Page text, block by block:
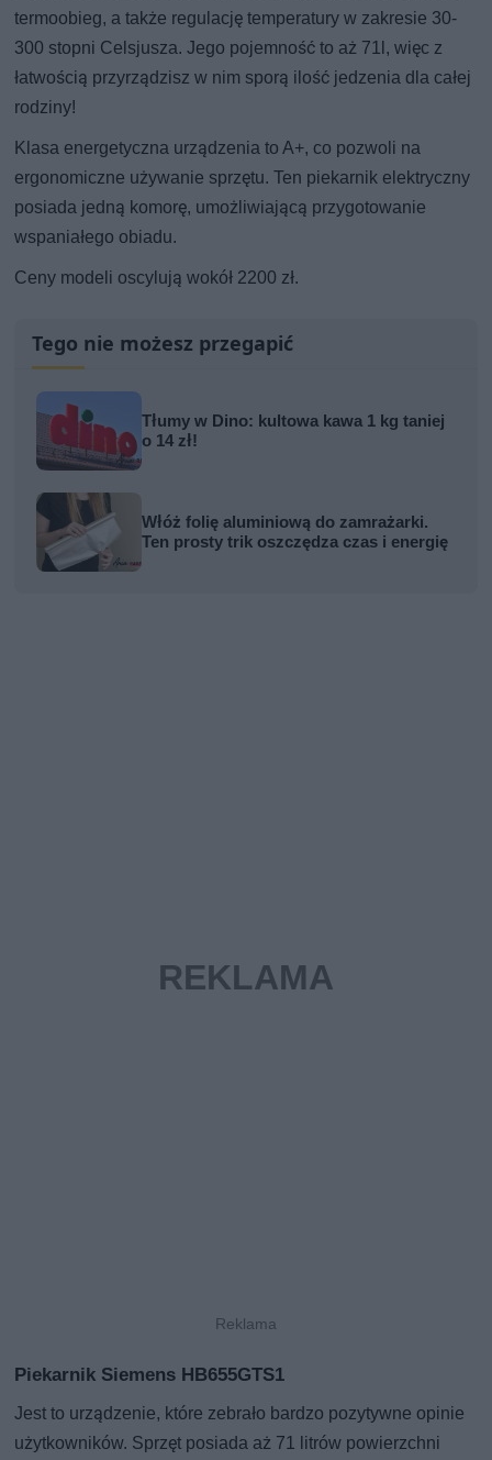
termoobieg, a także regulację temperatury w zakresie 30-
300 stopni Celsjusza. Jego pojemność to aż 71l, więc z
łatwością przyrządzisz w nim sporą ilość jedzenia dla całej
rodziny!
Klasa energetyczna urządzenia to A+, co pozwoli na
ergonomiczne używanie sprzętu. Ten piekarnik elektryczny
posiada jedną komorę, umożliwiającą przygotowanie
wspaniałego obiadu.
Ceny modeli oscylują wokół 2200 zł.
Tego nie możesz przegapić
Tłumy w Dino: kultowa kawa 1 kg taniej
o 14 zł!
Włóż folię aluminiową do zamrażarki.
Ten prosty trik oszczędza czas i energię
Piekarnik Siemens HB655GTS1
Jest to urządzenie, które zebrało bardzo pozytywne opinie
użytkowników. Sprzęt posiada aż 71 litrów powierzchni